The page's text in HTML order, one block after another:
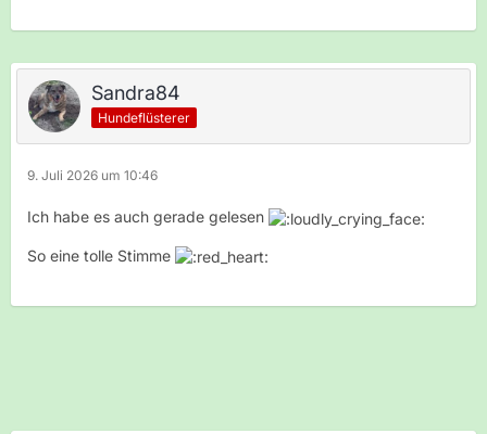
Sandra84
Hundeflüsterer
9. Juli 2026 um 10:46
Ich habe es auch gerade gelesen
So eine tolle Stimme